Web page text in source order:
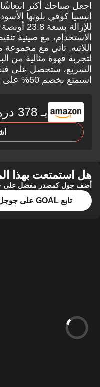
انيسيا كوفي بلونها
للإزالة
الاستخدام، مع صينية
لتجربة قهوة مثالية من
السريع، ستحصل على
استمتع بخصم 50% على هذه الماكينة الرائعة!
بـ 378 درهم
هل استمتعت بهذا
أضف جول كمصدر مفضل على
تابع GOAL على جوجل